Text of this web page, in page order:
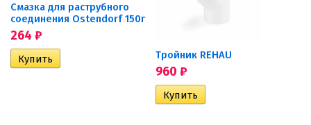
Смазка для раструбного
соединения Ostendorf 150г
264 ₽
Тройник REHAU
960 ₽